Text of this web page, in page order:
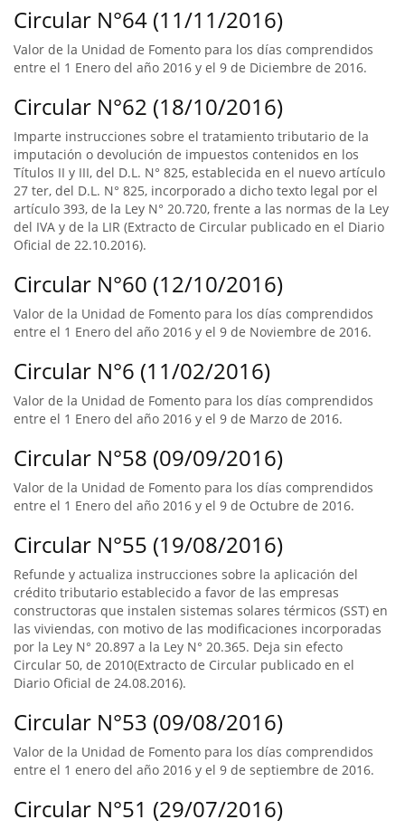
Circular N°64 (11/11/2016)
Valor de la Unidad de Fomento para los días comprendidos
entre el 1 Enero del año 2016 y el 9 de Diciembre de 2016.
Circular N°62 (18/10/2016)
Imparte instrucciones sobre el tratamiento tributario de la
imputación o devolución de impuestos contenidos en los
Títulos II y III, del D.L. N° 825, establecida en el nuevo artículo
27 ter, del D.L. N° 825, incorporado a dicho texto legal por el
artículo 393, de la Ley N° 20.720, frente a las normas de la Ley
del IVA y de la LIR (Extracto de Circular publicado en el Diario
Oficial de 22.10.2016).
Circular N°60 (12/10/2016)
Valor de la Unidad de Fomento para los días comprendidos
entre el 1 Enero del año 2016 y el 9 de Noviembre de 2016.
Circular N°6 (11/02/2016)
Valor de la Unidad de Fomento para los días comprendidos
entre el 1 Enero del año 2016 y el 9 de Marzo de 2016.
Circular N°58 (09/09/2016)
Valor de la Unidad de Fomento para los días comprendidos
entre el 1 Enero del año 2016 y el 9 de Octubre de 2016.
Circular N°55 (19/08/2016)
Refunde y actualiza instrucciones sobre la aplicación del
crédito tributario establecido a favor de las empresas
constructoras que instalen sistemas solares térmicos (SST) en
las viviendas, con motivo de las modificaciones incorporadas
por la Ley N° 20.897 a la Ley N° 20.365. Deja sin efecto
Circular 50, de 2010(Extracto de Circular publicado en el
Diario Oficial de 24.08.2016).
Circular N°53 (09/08/2016)
Valor de la Unidad de Fomento para los días comprendidos
entre el 1 enero del año 2016 y el 9 de septiembre de 2016.
Circular N°51 (29/07/2016)